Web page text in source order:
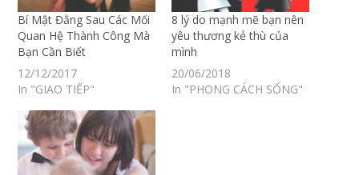
Bí Mật Đằng Sau Các Mối
Quan Hệ Thành Công Mà
Bạn Cần Biết
12/12/2017
In "GIAO TIẾP"
8 lý do mạnh mẽ bạn nên
yêu thương kẻ thù của
mình
20/06/2018
In "PHONG CÁCH SỐNG"